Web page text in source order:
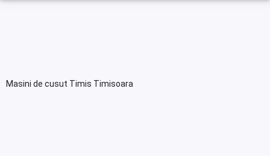
Masini de cusut Timis Timisoara